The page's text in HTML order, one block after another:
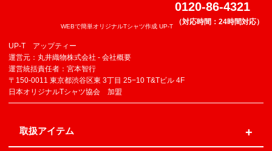
WEBで簡単オリジナルTシャツ作成 UP-T
0120-86-4321
（対応時間：24時間対応）
UP-T アップティー
運営元：丸井織物株式会社 - 会社概要
運営統括責任者：宮本智行
〒150-0011 東京都渋谷区東 3丁目 25−10 T&Tビル 4F
日本オリジナルTシャツ協会 加盟
取扱アイテム